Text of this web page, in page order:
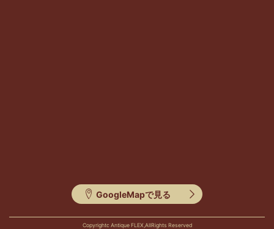
GoogleMapで見る
Copyrightc Antique FLEX,AllRights Reserved